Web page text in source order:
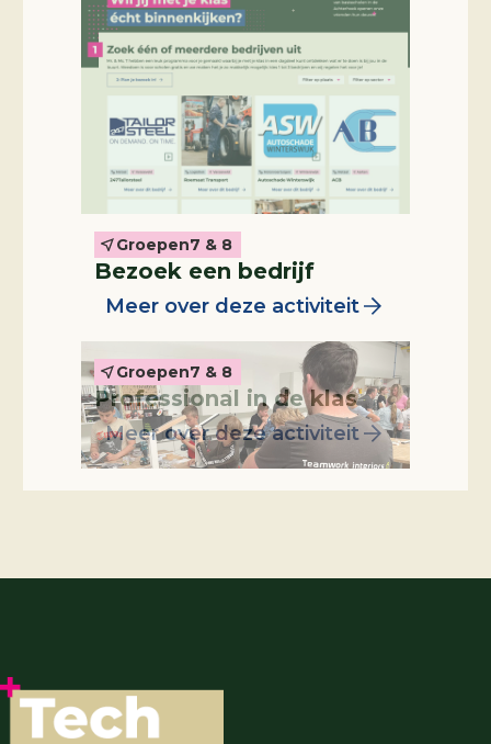
Groepen7 & 8
Bezoek een bedrijf
Meer over deze activiteit
Professional in de klas
Groepen7 & 8
Professional in de klas
Meer over deze activiteit